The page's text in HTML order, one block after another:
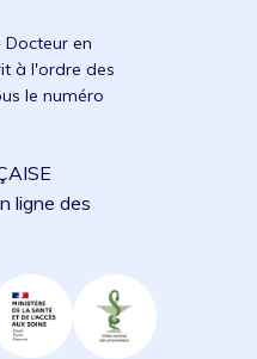
en
à l'ordre des
le numéro
ligne des